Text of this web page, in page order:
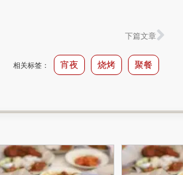
下篇文章
相关标签： 宵夜 烧烤 聚餐